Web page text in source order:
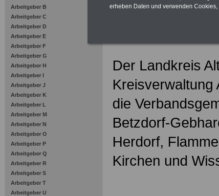
Arbeitgeber B
Arbeitgeber C
Arbeitgeber D
Arbeitgeber E
Arbeitgeber F
Arbeitgeber G
Arbeitgeber H
Arbeitgeber I
Arbeitgeber J
Arbeitgeber K
Arbeitgeber L
Arbeitgeber M
Arbeitgeber N
Arbeitgeber O
Arbeitgeber P
Arbeitgeber Q
Arbeitgeber R
Arbeitgeber S
Arbeitgeber T
Arbeitgeber U
Der Landkreis
Kreisverwaltung
die
Betzdorf-
Herdorf,
Kirchen und
erheben Daten und verwenden